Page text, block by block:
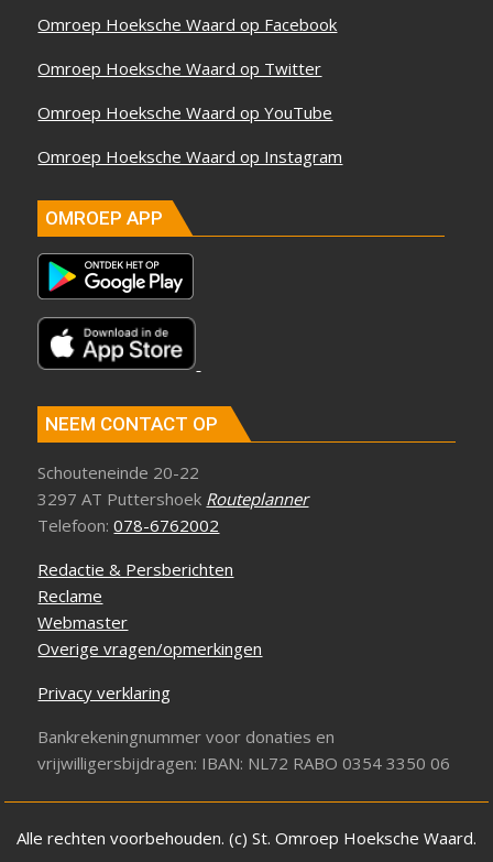
Omroep Hoeksche Waard op Facebook
Omroep Hoeksche Waard op Twitter
Omroep Hoeksche Waard op YouTube
Omroep Hoeksche Waard op Instagram
OMROEP APP
NEEM CONTACT OP
Schouteneinde 20-22
3297 AT Puttershoek Routeplanner
Telefoon:078-6762002
Redactie & Persberichten
Reclame
Webmaster
Overige vragen/opmerkingen
Privacy verklaring
Bankrekeningnummer voor donaties en
vrijwilligersbijdragen: IBAN: NL72 RABO 0354 3350 06
Alle rechten voorbehouden. (c) St. Omroep Hoeksche Waard.